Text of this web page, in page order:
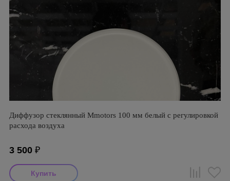
Диффузор стеклянный Mmotors 100 мм белый с регулировкой
расхода воздуха
3 500 ₽